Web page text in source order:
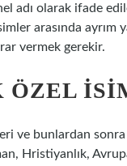
adı olarak ifade
arasında
vermek gerekir.
ÖZEL
ve bunlardan
Hristiyanlık,